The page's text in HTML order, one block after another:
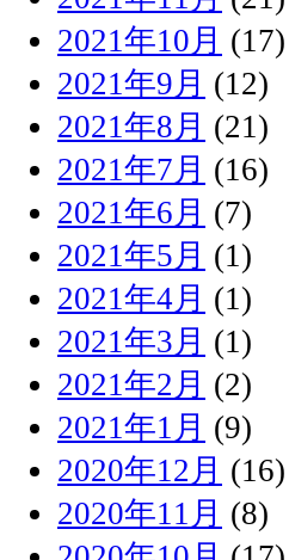
2021年10月 (17)
2021年9月 (12)
2021年8月 (21)
2021年7月 (16)
2021年6月 (7)
2021年5月 (1)
2021年4月 (1)
2021年3月 (1)
2021年2月 (2)
2021年1月 (9)
2020年12月 (16)
2020年11月 (8)